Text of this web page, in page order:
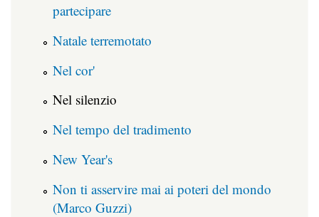
partecipare
Natale terremotato
Nel cor'
Nel silenzio
Nel tempo del tradimento
New Year's
Non ti asservire mai ai poteri del mondo
(Marco Guzzi)